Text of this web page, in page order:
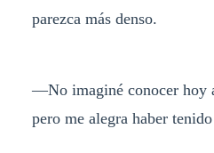
parezca más denso.
—No imaginé conocer hoy
pero me alegra haber tenido